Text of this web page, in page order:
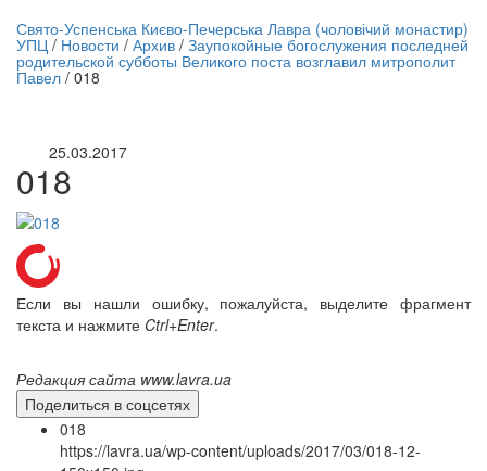
трансляция | 12 сентября
трансляции
Свято-Успенська Києво-Печерська Лавра (чоловічий монастир)
УПЦ / Новости / Архив / Заупокойные богослужения последней
родительской субботы Великого поста возглавил митрополит
Павел / 018
25.03.2017
018
Если вы нашли ошибку, пожалуйста, выделите фрагмент
текста и нажмите Ctrl+Enter.
Редакция сайта www.lavra.ua
Поделиться в соцсетях
018
https://lavra.ua/wp-content/uploads/2017/03/018-12-